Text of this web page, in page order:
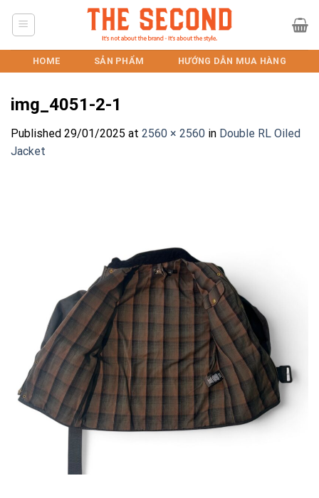
HOME SẢN PHẨM HƯỚNG DẪN MUA HÀNG
img_4051-2-1
Published 29/01/2025 at 2560 × 2560 in Double RL Oiled
Jacket